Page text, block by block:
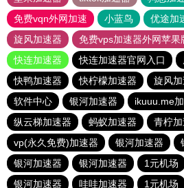
免费vqn外网加速
小蓝鸟 优途加
旋风加速器
免费vps加速器外网苹果
快连加速器
快连加速器官网入口
快鸭加速器
快柠檬加速器 旋风
软件中心
银河加速器 ikuuu.me
纵云梯加速器
蚂蚁加速器
青柠
vp(永久免费)加速器
银河加速器
银河加速器
银河加速器 1元机场
银河加速器
哇哇加速器 1元机场